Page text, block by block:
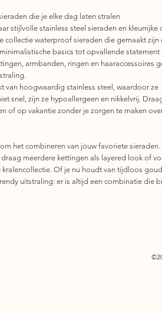
die je elke dag laten stralen
stijlvolle stainless steel sieraden en kleurrijke
collectie waterproof sieraden die gemaakt zijn
basics tot opvallende statement
armbanden, ringen en haaraccessoires
van hoogwaardig stainless steel, waardoor ze
snel, zijn ze hypoallergeen en nikkelvrij.
of op vakantie zonder je zorgen te maken
het combineren van jouw favoriete sieraden.
meerdere kettingen als layered look of
kralencollectie. Of je nu houdt van tijdloos
uitstraling: er is altijd een combinatie die